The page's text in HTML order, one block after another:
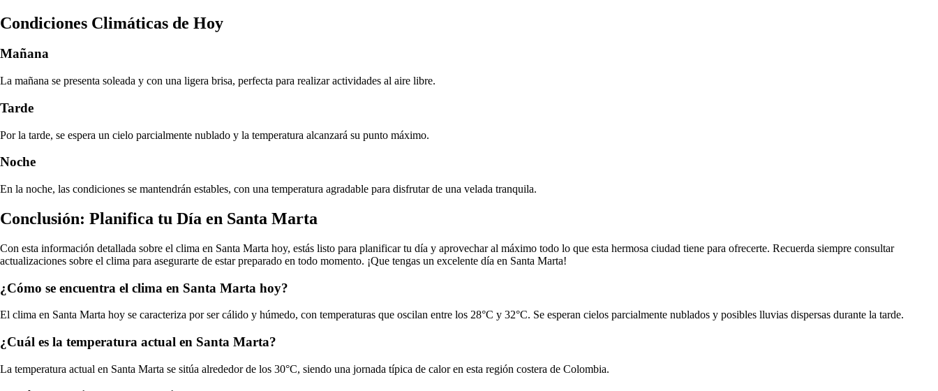
Condiciones Climáticas de Hoy
Mañana
La mañana se presenta soleada y con una ligera brisa, perfecta para realizar actividades al aire libre.
Tarde
Por la tarde, se espera un cielo parcialmente nublado y la temperatura alcanzará su punto máximo.
Noche
En la noche, las condiciones se mantendrán estables, con una temperatura agradable para disfrutar de una velada tranquila.
Conclusión: Planifica tu Día en Santa Marta
Con esta información detallada sobre el clima en Santa Marta hoy, estás listo para planificar tu día y aprovechar al máximo todo lo que esta hermosa ciudad tiene para ofrecerte. Recuerda siempre consultar
actualizaciones sobre el clima para asegurarte de estar preparado en todo momento. ¡Que tengas un excelente día en Santa Marta!
¿Cómo se encuentra el clima en Santa Marta hoy?
El clima en Santa Marta hoy se caracteriza por ser cálido y húmedo, con temperaturas que oscilan entre los 28°C y 32°C. Se esperan cielos parcialmente nublados y posibles lluvias dispersas durante la tarde.
¿Cuál es la temperatura actual en Santa Marta?
La temperatura actual en Santa Marta se sitúa alrededor de los 30°C, siendo una jornada típica de calor en esta región costera de Colombia.